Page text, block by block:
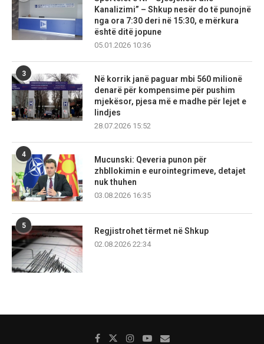
Kanalizimi” – Shkup nesër do të punojnë
nga ora 7:30 deri në 15:30, e mërkura
është ditë jopune
05.01.2026 10:36
3
Në korrik janë paguar mbi 560 milionë
denarë për kompensime për pushim
mjekësor, pjesa më e madhe për lejet e
lindjes
28.07.2026 15:52
4
Mucunski: Qeveria punon për
zhbllokimin e eurointegrimeve, detajet
nuk thuhen
03.08.2026 16:35
5
Regjistrohet tërmet në Shkup
02.08.2026 22:34